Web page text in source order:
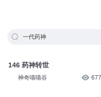
一代药神
146 药神转世
神奇喵喵谷